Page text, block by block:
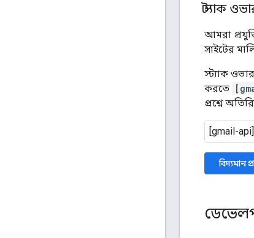
স্ট্যাক
আমরা
সাইটের
স্ট্যাক
করতে
প্রশ্নে
বিদ্যমান